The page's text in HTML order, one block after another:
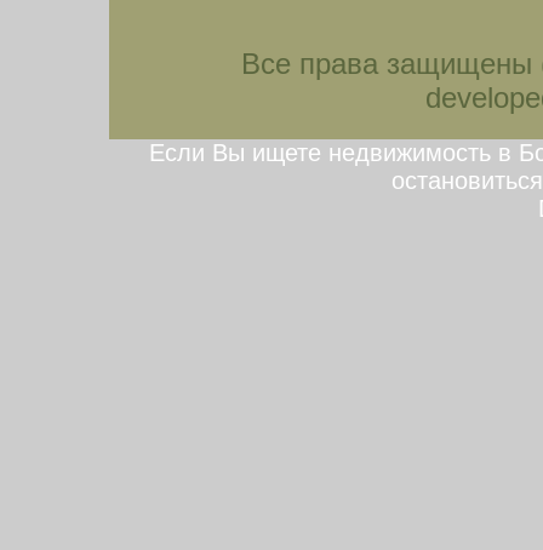
Все права защищены
Если Вы ищете недвижимость в